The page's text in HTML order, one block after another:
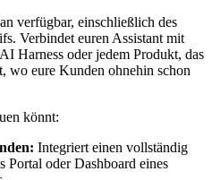
verfügbar, einschließlich des
Verbindet euren Assistant mit
Harness oder jedem Produkt, das
wo eure Kunden ohnehin schon
könnt:
Integriert einen vollständig
Portal oder Dashboard eines